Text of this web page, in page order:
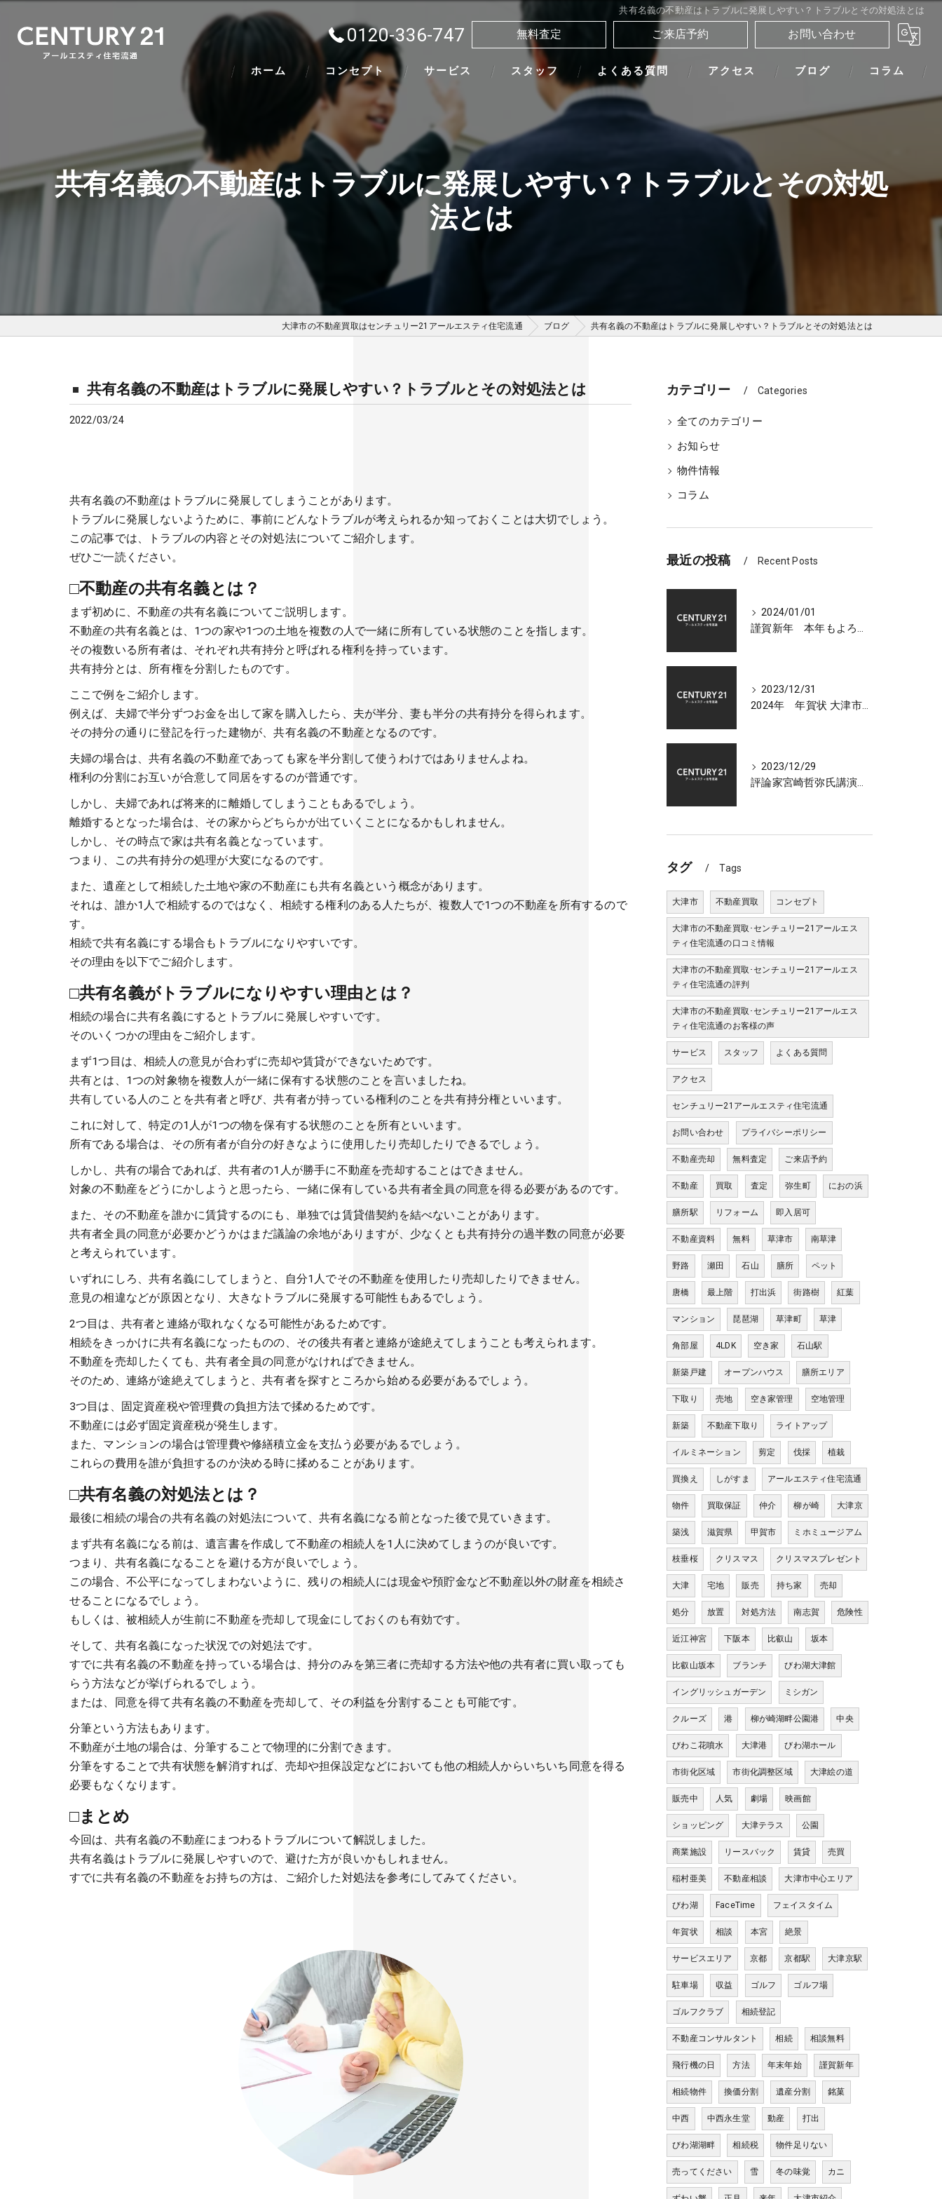
共有名義の不動産はトラブルに発展しやすい？トラブルとその対処法とは
0120-336-747 無料査定 ご来店予約 お問い合わせ
ホーム コンセプト サービス スタッフ よくある質問 アクセス ブログ コラム
共有名義の不動産はトラブルに発展しやすい？トラブルとその対処
法とは
大津市の不動産買取はセンチュリー21アールエスティ住宅流通 ブログ 共有名義の不動産はトラブルに発展しやすい？トラブルとその対処法とは
共有名義の不動産はトラブルに発展しやすい？トラブルとその対処法とは
2022/03/24
共有名義の不動産はトラブルに発展してしまうことがあります。
トラブルに発展しないようために、事前にどんなトラブルが考えられるか知っておくことは大切でしょう。
この記事では、トラブルの内容とその対処法についてご紹介します。
ぜひご一読ください。
□不動産の共有名義とは？
まず初めに、不動産の共有名義についてご説明します。
不動産の共有名義とは、1つの家や1つの土地を複数の人で一緒に所有している状態のことを指します。
その複数いる所有者は、それぞれ共有持分と呼ばれる権利を持っています。
共有持分とは、所有権を分割したものです。
ここで例をご紹介します。
例えば、夫婦で半分ずつお金を出して家を購入したら、夫が半分、妻も半分の共有持分を得られます。
その持分の通りに登記を行った建物が、共有名義の不動産となるのです。
夫婦の場合は、共有名義の不動産であっても家を半分割して使うわけではありませんよね。
権利の分割にお互いが合意して同居をするのが普通です。
しかし、夫婦であれば将来的に離婚してしまうこともあるでしょう。
離婚するとなった場合は、その家からどちらかが出ていくことになるかもしれません。
しかし、その時点で家は共有名義となっています。
つまり、この共有持分の処理が大変になるのです。
また、遺産として相続した土地や家の不動産にも共有名義という概念があります。
それは、誰か1人で相続するのではなく、相続する権利のある人たちが、複数人で1つの不動産を所有するので
す。
相続で共有名義にする場合もトラブルになりやすいです。
その理由を以下でご紹介します。
□共有名義がトラブルになりやすい理由とは？
相続の場合に共有名義にするとトラブルに発展しやすいです。
そのいくつかの理由をご紹介します。
まず1つ目は、相続人の意見が合わずに売却や賃貸ができないためです。
共有とは、1つの対象物を複数人が一緒に保有する状態のことを言いましたね。
共有している人のことを共有者と呼び、共有者が持っている権利のことを共有持分権といいます。
これに対して、特定の1人が1つの物を保有する状態のことを所有といいます。
所有である場合は、その所有者が自分の好きなように使用したり売却したりできるでしょう。
しかし、共有の場合であれば、共有者の1人が勝手に不動産を売却することはできません。
対象の不動産をどうにかしようと思ったら、一緒に保有している共有者全員の同意を得る必要があるのです。
また、その不動産を誰かに賃貸するのにも、単独では賃貸借契約を結べないことがあります。
共有者全員の同意が必要かどうかはまだ議論の余地がありますが、少なくとも共有持分の過半数の同意が必要
と考えられています。
いずれにしろ、共有名義にしてしまうと、自分1人でその不動産を使用したり売却したりできません。
意見の相違などが原因となり、大きなトラブルに発展する可能性もあるでしょう。
2つ目は、共有者と連絡が取れなくなる可能性があるためです。
相続をきっかけに共有名義になったものの、その後共有者と連絡が途絶えてしまうことも考えられます。
不動産を売却したくても、共有者全員の同意がなければできません。
そのため、連絡が途絶えてしまうと、共有者を探すところから始める必要があるでしょう。
3つ目は、固定資産税や管理費の負担方法で揉めるためです。
不動産には必ず固定資産税が発生します。
また、マンションの場合は管理費や修繕積立金を支払う必要があるでしょう。
これらの費用を誰が負担するのか決める時に揉めることがあります。
□共有名義の対処法とは？
最後に相続の場合の共有名義の対処法について、共有名義になる前となった後で見ていきます。
まず共有名義になる前は、遺言書を作成して不動産の相続人を1人に決めてしまうのが良いです。
つまり、共有名義になることを避ける方が良いでしょう。
この場合、不公平になってしまわないように、残りの相続人には現金や預貯金など不動産以外の財産を相続さ
せることになるでしょう。
もしくは、被相続人が生前に不動産を売却して現金にしておくのも有効です。
そして、共有名義になった状況での対処法です。
すでに共有名義の不動産を持っている場合は、持分のみを第三者に売却する方法や他の共有者に買い取っても
らう方法などが挙げられるでしょう。
または、同意を得て共有名義の不動産を売却して、その利益を分割することも可能です。
分筆という方法もあります。
不動産が土地の場合は、分筆することで物理的に分割できます。
分筆をすることで共有状態を解消すれば、売却や担保設定などにおいても他の相続人からいちいち同意を得る
必要もなくなります。
□まとめ
今回は、共有名義の不動産にまつわるトラブルについて解説しました。
共有名義はトラブルに発展しやすいので、避けた方が良いかもしれません。
すでに共有名義の不動産をお持ちの方は、ご紹介した対処法を参考にしてみてください。
カテゴリー Categories
全てのカテゴリー
お知らせ
物件情報
コラム
最近の投稿 Recent Posts
2024/01/01
謹賀新年 本年もよろしくお願いいたします 大津市センチュリー21アールエスティ住宅流通
2023/12/31
2024年 年賀状 大津市での不動産相談受付中
2023/12/29
評論家宮崎哲弥氏講演会 2024年 日本経済の展望について
タグ Tags
大津市 不動産買取 コンセプト
大津市の不動産買取･センチュリー21アールエス
ティ住宅流通の口コミ情報
大津市の不動産買取･センチュリー21アールエス
ティ住宅流通の評判
大津市の不動産買取･センチュリー21アールエス
ティ住宅流通のお客様の声
サービス スタッフ よくある質問
アクセス
センチュリー21アールエスティ住宅流通
お問い合わせ プライバシーポリシー
不動産売却 無料査定 ご来店予約
不動産 買取 査定 弥生町 におの浜
膳所駅 リフォーム 即入居可
不動産資料 無料 草津市 南草津
野路 瀬田 石山 膳所 ペット
唐橋 最上階 打出浜 街路樹 紅葉
マンション 琵琶湖 草津町 草津
角部屋 4LDK 空き家 石山駅
新築戸建 オープンハウス 膳所エリア
下取り 売地 空き家管理 空地管理
新築 不動産下取り ライトアップ
イルミネーション 剪定 伐採 植栽
買換え しがすま アールエスティ住宅流通
物件 買取保証 仲介 柳が崎 大津京
築浅 滋賀県 甲賀市 ミホミュージアム
枝垂桜 クリスマス クリスマスプレゼント
大津 宅地 販売 持ち家 売却
処分 放置 対処方法 南志賀 危険性
近江神宮 下阪本 比叡山 坂本
比叡山坂本 ブランチ びわ湖大津館
イングリッシュガーデン ミシガン
クルーズ 港 柳が崎湖畔公園港 中央
びわこ花噴水 大津港 びわ湖ホール
市街化区域 市街化調整区域 大津絵の道
販売中 人気 劇場 映画館
ショッピング 大津テラス 公園
商業施設 リースバック 賃貸 売買
稲村亜美 不動産相談 大津市中心エリア
びわ湖 FaceTime フェイスタイム
年賀状 相談 本宮 絶景
サービスエリア 京都 京都駅 大津京駅
駐車場 収益 ゴルフ ゴルフ場
ゴルフクラブ 相続登記
不動産コンサルタント 相続 相談無料
飛行機の日 方法 年末年始 謹賀新年
相続物件 換価分割 遺産分割 銘菓
中西 中西永生堂 動産 打出
びわ湖湖畔 相続税 物件足りない
売ってください 雪 冬の味覚 カニ